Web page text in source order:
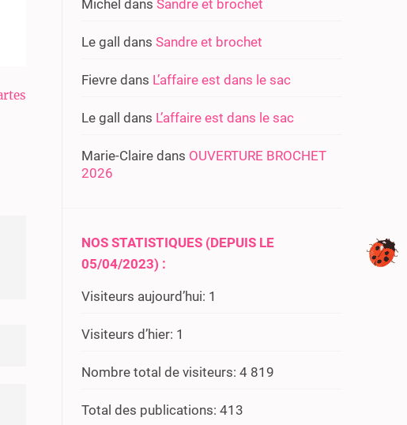
Michel dans Sandre et brochet
Le gall dans Sandre et brochet
Fievre dans L’affaire est dans le sac
Le gall dans L’affaire est dans le sac
Marie-Claire dans OUVERTURE BROCHET
2026
NOS STATISTIQUES (DEPUIS LE
05/04/2023) :
Visiteurs aujourd’hui: 1
Visiteurs d’hier: 1
Nombre total de visiteurs: 4 819
Total des publications: 413